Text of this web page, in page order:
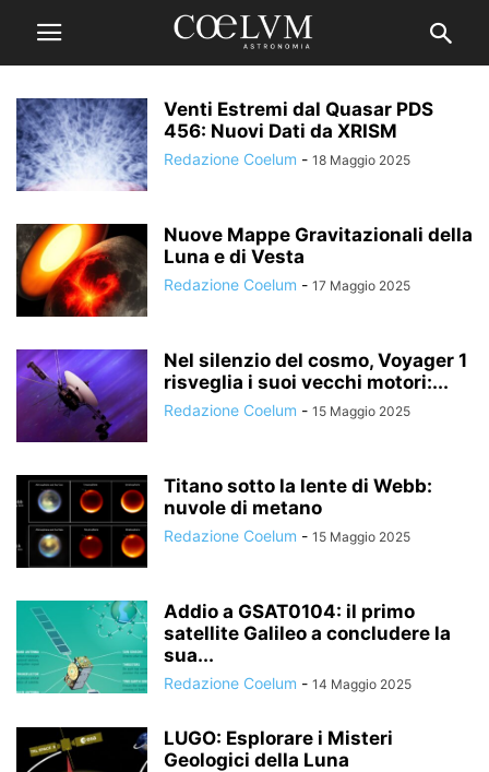
Venti Estremi dal Quasar PDS
456: Nuovi Dati da XRISM
Redazione Coelum - 18 Maggio 2025
Nuove Mappe Gravitazionali della
Luna e di Vesta
Redazione Coelum - 17 Maggio 2025
Nel silenzio del cosmo, Voyager 1
risveglia i suoi vecchi motori:...
Redazione Coelum - 15 Maggio 2025
Titano sotto la lente di Webb:
nuvole di metano
Redazione Coelum - 15 Maggio 2025
Addio a GSAT0104: il primo
satellite Galileo a concludere la
sua...
Redazione Coelum - 14 Maggio 2025
LUGO: Esplorare i Misteri
Geologici della Luna